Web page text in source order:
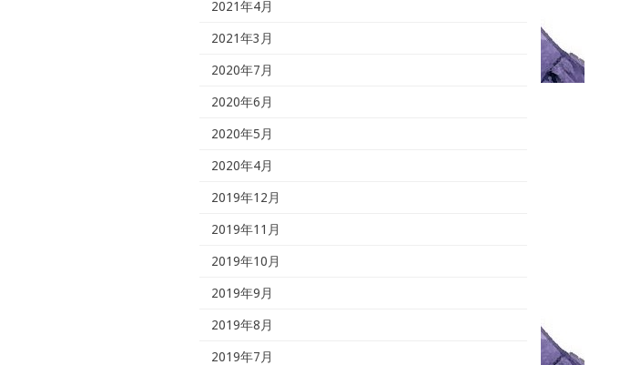
2021年4月
2021年3月
2020年7月
2020年6月
2020年5月
2020年4月
2019年12月
2019年11月
2019年10月
2019年9月
2019年8月
2019年7月